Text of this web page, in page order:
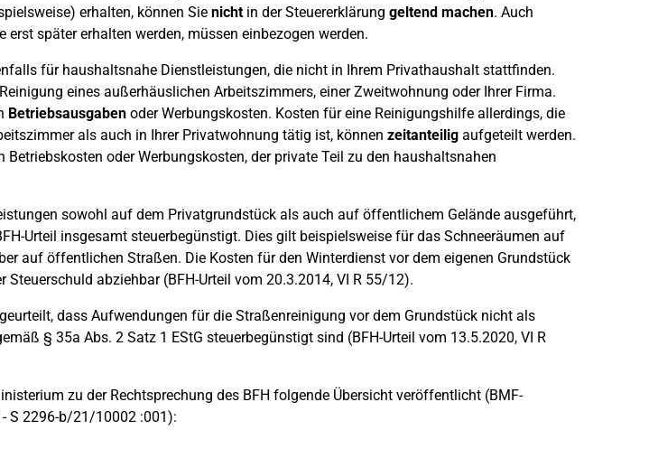
erhalten, können Sie nichtin der Steuererklärung geltend machen. Auch
erst später erhalten werden, müssen einbezogen werden.
für haushaltsnahe Dienstleistungen, die nicht in Ihrem Privathaushalt stattfinden.
eines außerhäuslichen Arbeitszimmers, einer Zweitwohnung oder Ihrer Firma.
Betriebsausgabenoder Werbungskosten. Kosten für eine Reinigungshilfe allerdings, die
als auch in Ihrer Privatwohnung tätig ist, können zeitanteiligaufgeteilt werden.
Betriebskosten oder Werbungskosten, der private Teil zu den haushaltsnahen
sowohl auf dem Privatgrundstück als auch auf öffentlichem Gelände ausgeführt,
Urteil insgesamt steuerbegünstigt. Dies gilt beispielsweise für das Schneeräumen auf
auf öffentlichen Straßen. Die Kosten für den Winterdienst vor dem eigenen Grundstück
Steuerschuld abziehbar (BFH-Urteil vom 20.3.2014, VI R 55/12).
dass Aufwendungen für die Straßenreinigung vor dem Grundstück nicht als
§ 35a Abs. 2 Satz 1 EStG steuerbegünstigt sind (BFH-Urteil vom 13.5.2020, VI R
zu der Rechtsprechung des BFH folgende Übersicht veröffentlicht (BMF-
S 2296-b/21/10002 :001):